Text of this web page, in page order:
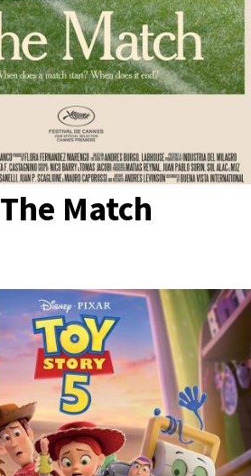
The Match